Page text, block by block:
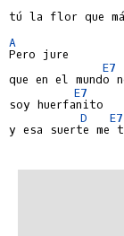
tú la flor que
A
Pero jure
E7
que en el mundo
E7
soy huerfanito
D
E7
y esa suerte me